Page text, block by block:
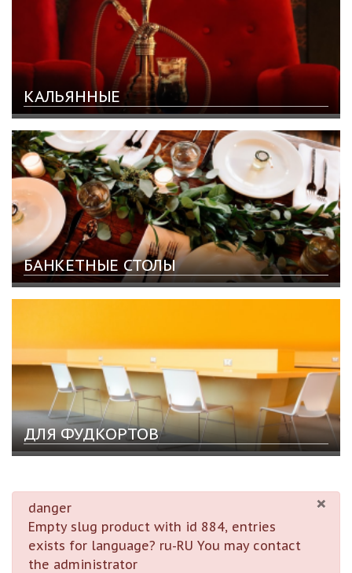
КАЛЬЯННЫЕ
БАНКЕТНЫЕ СТОЛЫ
ДЛЯ ФУДКОРТОВ
×
danger
Empty slug product with id 884, entries
exists for language? ru-RU You may contact
the administrator